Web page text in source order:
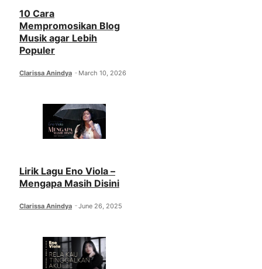
10 Cara
Mempromosikan Blog
Musik agar Lebih
Populer
Clarissa Anindya March 10, 2026
Lirik Lagu Eno Viola –
Mengapa Masih Disini
Clarissa Anindya June 26, 2025